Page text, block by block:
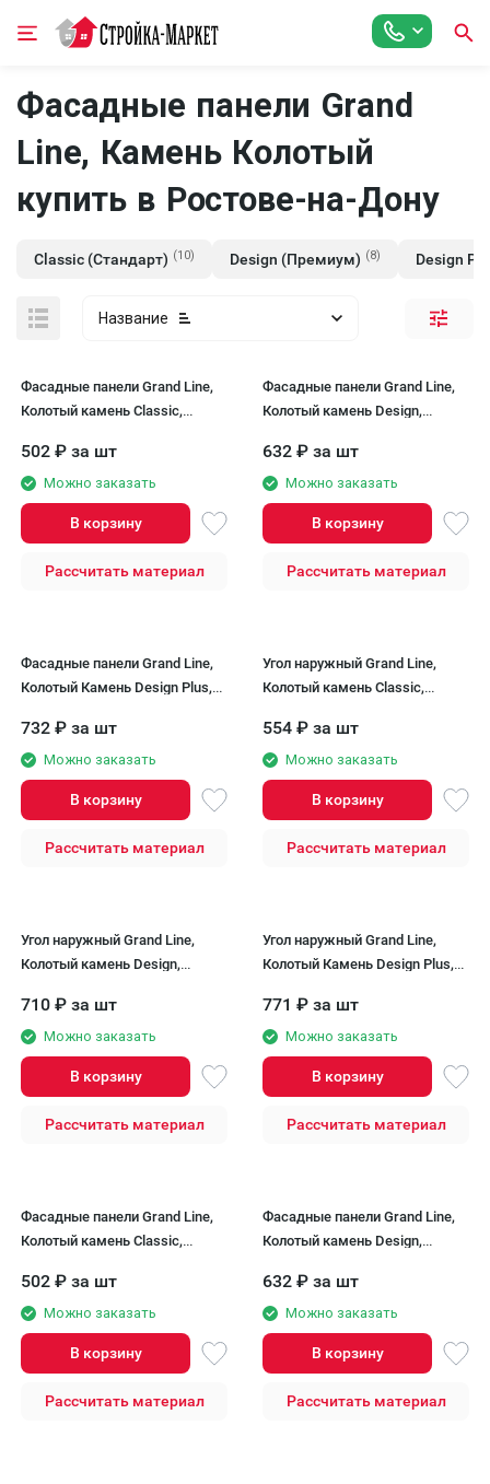
Фасадные панели Grand
Line, Камень Колотый
купить в Ростове-на-Дону
Classic (Стандарт) (10) Design (Премиум) (8) Design
Название
Фасадные панели Grand Line,
Колотый камень Classic,
502 ₽ за шт
Можно заказать
В корзину
Рассчитать материал
Фасадные панели Grand Line,
Колотый камень Design,
632 ₽ за шт
Можно заказать
В корзину
Рассчитать материал
Фасадные панели Grand Line,
Колотый Камень Design Plus,
732 ₽ за шт
Можно заказать
В корзину
Рассчитать материал
Угол наружный Grand Line,
Колотый камень Classic,
554 ₽ за шт
Можно заказать
В корзину
Рассчитать материал
Угол наружный Grand Line,
Колотый камень Design,
710 ₽ за шт
Можно заказать
В корзину
Рассчитать материал
Угол наружный Grand Line,
Колотый Камень Design Plus,
771 ₽ за шт
Можно заказать
В корзину
Рассчитать материал
Фасадные панели Grand Line,
Колотый камень Classic,
502 ₽ за шт
Можно заказать
В корзину
Рассчитать материал
Фасадные панели Grand Line,
Колотый камень Design,
632 ₽ за шт
Можно заказать
В корзину
Рассчитать материал